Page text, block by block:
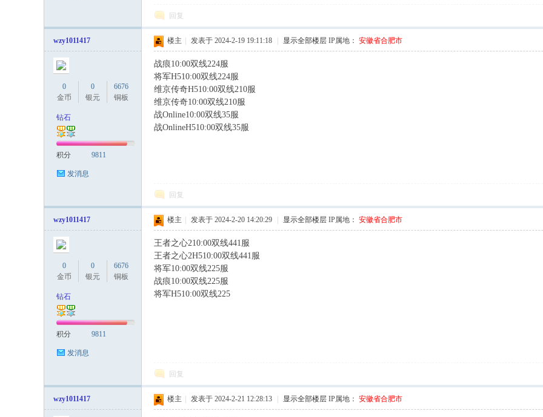
私
回复
wzy1011417
0
金币
0
银元
6676
铜板
钻石
积分 9811
发消息
楼主 发表于 2024-2-19 19:11:18 显示全部楼层 IP属地： 安徽省合肥市
战痕10:00双线224服
将军H510:00双线224服
维京传奇H510:00双线210服
维京传奇10:00双线210服
战Online10:00双线35服
战OnlineH510:00双线35服
回复
wzy1011417
0
金币
0
银元
6676
铜板
钻石
积分 9811
发消息
楼主 发表于 2024-2-20 14:20:29 显示全部楼层 IP属地： 安徽省合肥市
王者之心210:00双线441服
王者之心2H510:00双线441服
将军10:00双线225服
战痕10:00双线225服
将军H510:00双线225
回复
wzy1011417 楼主 发表于 2024-2-21 12:28:13 显示全部楼层 IP属地： 安徽省合肥市